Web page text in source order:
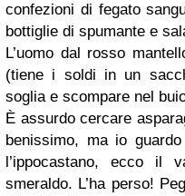
confezioni di fegato
bottiglie di spumante e
L’uomo dal rosso
(tiene i soldi in un
soglia e scompare nel
È assurdo cercare
benissimo, ma io
l’ippocastano, ecco il
smeraldo. L’ha perso!